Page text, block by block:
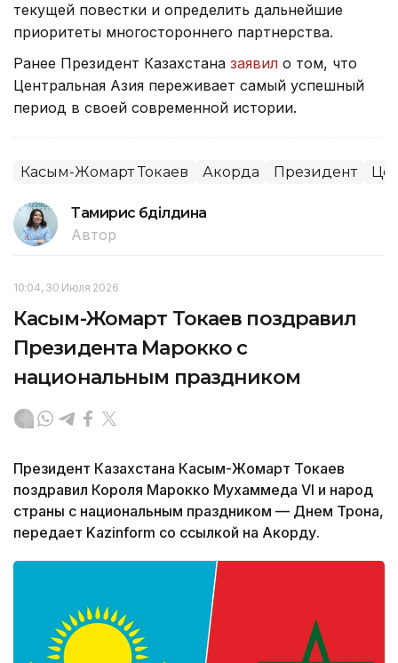
текущей повестки и определить дальнейшие
приоритеты многостороннего партнерства.
Ранее Президент Казахстана заявил о том, что
Центральная Азия переживает самый успешный
период в своей современной истории.
Касым-Жомарт Токаев Акорда Президент
Тамирис Әбділдина
Автор
10:04, 30 Июля 2026
Касым-Жомарт Токаев поздравил
Президента Марокко с
национальным праздником
Президент Казахстана Касым-Жомарт Токаев
поздравил Короля Марокко Мухаммеда VI и народ
страны с национальным праздником — Днем Трона,
передает Kazinform со ссылкой на Акорду.